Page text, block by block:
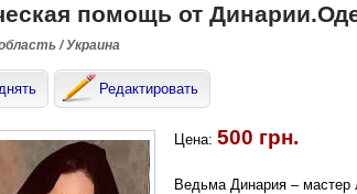
помощь от
/ Украина
Редактировать
Цена: 500 грн.
Ведьма Динария – мастер